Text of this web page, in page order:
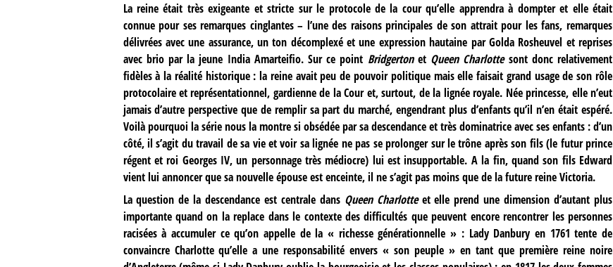
La reine était très exigeante et stricte sur le protocole de la cour qu’elle apprendra à dompter et elle était
connue pour ses remarques cinglantes – l’une des raisons principales de son attrait pour les fans, remarques
délivrées avec une assurance, un ton décomplexé et une expression hautaine par Golda Rosheuvel et reprises
avec brio par la jeune India Amarteifio. Sur ce point Bridgertonet Queen Charlottesont donc relativement
fidèles à la réalité historique : la reine avait peu de pouvoir politique mais elle faisait grand usage de son rôle
protocolaire et représentationnel, gardienne de la Cour et, surtout, de la lignée royale. Née princesse, elle n’eut
jamais d’autre perspective que de remplir sa part du marché, engendrant plus d’enfants qu’il n’en était espéré.
Voilà pourquoi la série nous la montre si obsédée par sa descendance et très dominatrice avec ses enfants : d’un
côté, il s’agit du travail de sa vie et voir sa lignée ne pas se prolonger sur le trône après son fils (le futur prince
régent et roi Georges IV, un personnage très médiocre) lui est insupportable. A la fin, quand son fils Edward
vient lui annoncer que sa nouvelle épouse est enceinte, il ne s’agit pas moins que de la future reine Victoria.
La question de la descendance est centrale dans Queen Charlotteet elle prend une dimension d’autant plus
importante quand on la replace dans le contexte des difficultés que peuvent encore rencontrer les personnes
racisées à accumuler ce qu’on appelle de la « richesse générationnelle » : Lady Danbury en 1761 tente de
convaincre Charlotte qu’elle a une responsabilité envers « son peuple » en tant que première reine noire